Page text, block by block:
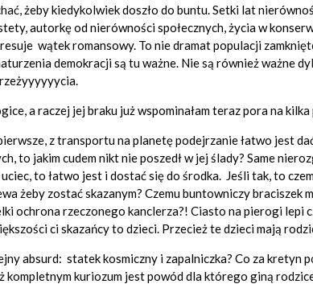
żeby kiedykolwiek doszło do buntu. Setki lat
autorkę od nierówności społecznych, życia w
wątek romansowy. To nie dramat populacji
demokracji są tu ważne. Nie są również ważne
a raczej jej braku już wspominałam teraz pora na kilka
z transportu na planetę podejrzanie łatwo jest
to jakim cudem nikt nie poszedł w jej ślady? Same
to łatwo jest i dostać się do środka. Jeśli tak, to
żeby zostać skazanym? Czemu buntowniczy braciszek
ochrona rzeczonego kanclerza?! Ciasto na pierogi
ci skazańcy to dzieci. Przecież te dzieci mają
absurd: statek kosmiczny i zapalniczka? Co za kretyn
kompletnym kuriozum jest powód dla którego giną